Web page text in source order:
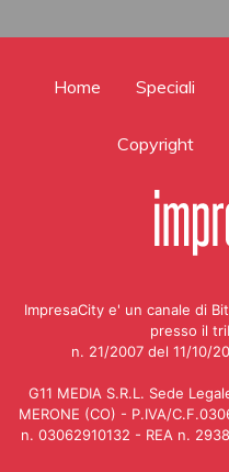
Home Speciali
Copyright
ImpresaCity e' un canale di
presso il
n. 21/2007 del 11/10/
G11 MEDIA S.R.L. Sede
MERONE (CO) - P.IVA/
n. 03062910132 - REA n.